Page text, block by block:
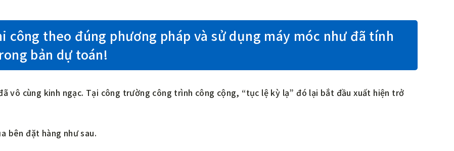
công theo đúng phương pháp và sử dụng máy móc như đã tính
bản dự toán!
vô cùng kinh ngạc. Tại công trường công trình công cộng, “tục lệ kỳ lạ” đó lại bắt đầu xuất hiện trở
bên đặt hàng như sau.